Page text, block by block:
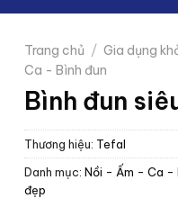
Trang chủ / Gia dụng
Ca - Bình đun
Bình đun
Thương hiệu: Tefal
Danh mục: Nồi - Ấm - Ca -
đẹp